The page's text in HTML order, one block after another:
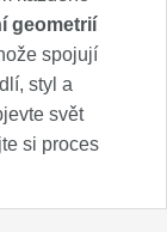
geometrií
spojují
styl a
svět
si proces